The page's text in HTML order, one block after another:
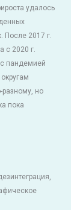
удалось
После 2017 г.
с 2020 г.
пандемией
разному, но
пока